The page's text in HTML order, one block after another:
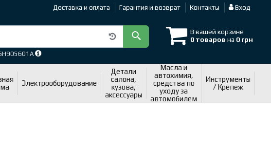
Доставка и оплата Гарантия и возврат Контакты Вход
В вашей корзине
0 товаров на 0 грн
Электрооборудование
Детали
салона,
кузова,
аксессуары
Масла и
автохимия,
средства по
уходу за
автомобилем
Инструменты
/ Крепеж